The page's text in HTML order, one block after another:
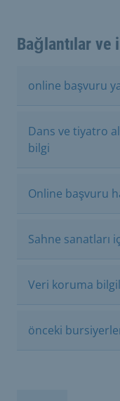
Bağlantılar ve
online başvuru
Dans ve tiyatro
bilgi
Online başvuru
Sahne sanatları
Veri koruma
önceki